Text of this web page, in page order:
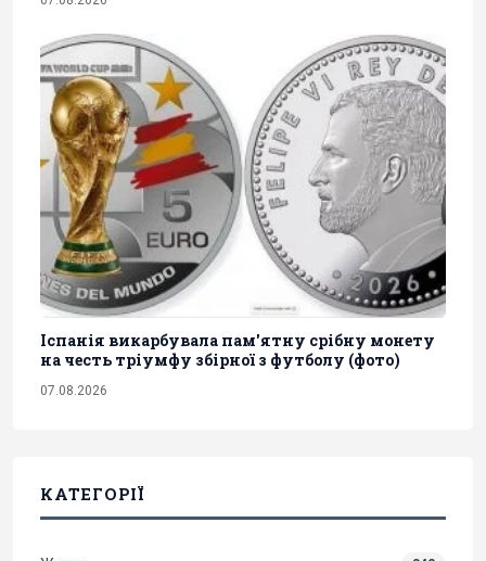
Іспанія викарбувала пам'ятну срібну монету
на честь тріумфу збірної з футболу (фото)
07.08.2026
КАТЕГОРІЇ